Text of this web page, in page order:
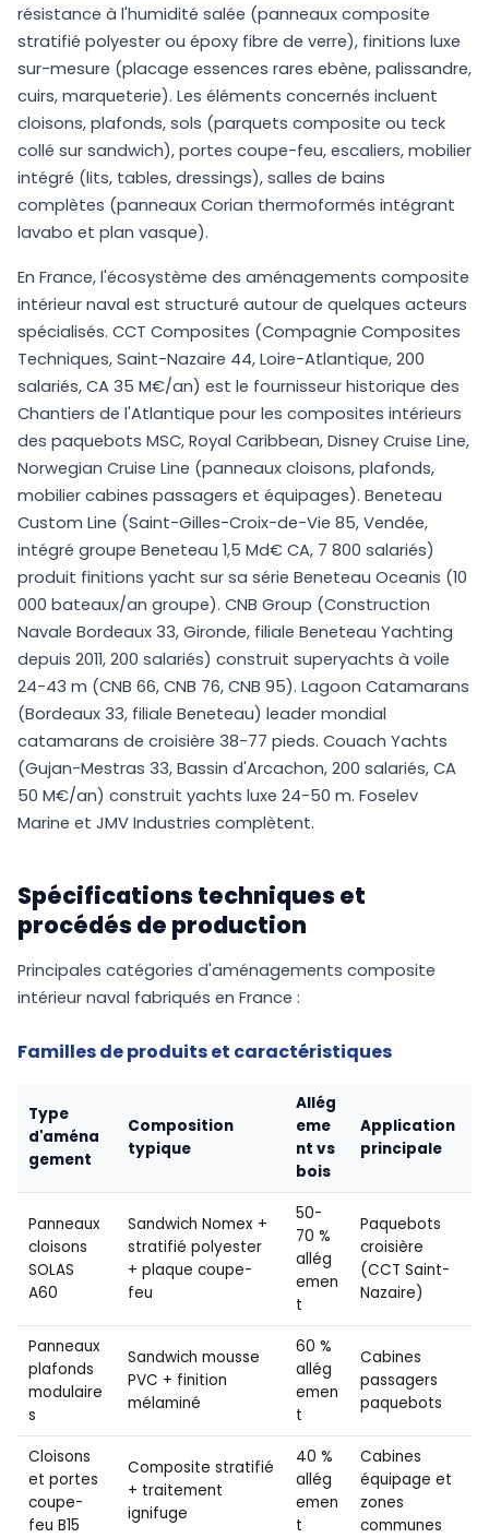
résistance à l'humidité salée (panneaux composite
stratifié polyester ou époxy fibre de verre), finitions luxe
sur-mesure (placage essences rares ebène, palissandre,
cuirs, marqueterie). Les éléments concernés incluent
cloisons, plafonds, sols (parquets composite ou teck
collé sur sandwich), portes coupe-feu, escaliers, mobilier
intégré (lits, tables, dressings), salles de bains
complètes (panneaux Corian thermoformés intégrant
lavabo et plan vasque).
En France, l'écosystème des aménagements composite
intérieur naval est structuré autour de quelques acteurs
spécialisés. CCT Composites (Compagnie Composites
Techniques, Saint-Nazaire 44, Loire-Atlantique, 200
salariés, CA 35 M€/an) est le fournisseur historique des
Chantiers de l'Atlantique pour les composites intérieurs
des paquebots MSC, Royal Caribbean, Disney Cruise Line,
Norwegian Cruise Line (panneaux cloisons, plafonds,
mobilier cabines passagers et équipages). Beneteau
Custom Line (Saint-Gilles-Croix-de-Vie 85, Vendée,
intégré groupe Beneteau 1,5 Md€ CA, 7 800 salariés)
produit finitions yacht sur sa série Beneteau Oceanis (10
000 bateaux/an groupe). CNB Group (Construction
Navale Bordeaux 33, Gironde, filiale Beneteau Yachting
depuis 2011, 200 salariés) construit superyachts à voile
24-43 m (CNB 66, CNB 76, CNB 95). Lagoon Catamarans
(Bordeaux 33, filiale Beneteau) leader mondial
catamarans de croisière 38-77 pieds. Couach Yachts
(Gujan-Mestras 33, Bassin d'Arcachon, 200 salariés, CA
50 M€/an) construit yachts luxe 24-50 m. Foselev
Marine et JMV Industries complètent.
Spécifications techniques et
procédés de production
Principales catégories d'aménagements composite
intérieur naval fabriqués en France :
Familles de produits et caractéristiques
Type
d'aména
gement
Composition
typique
Allég
eme
nt vs
bois
Application
principale
Panneaux
cloisons
SOLAS
A60
Sandwich Nomex +
stratifié polyester
+ plaque coupe-
feu
50-
70 %
allég
emen
t
Paquebots
croisière
(CCT Saint-
Nazaire)
Panneaux
plafonds
modulaire
s
Sandwich mousse
PVC + finition
mélaminé
60 %
allég
emen
t
Cabines
passagers
paquebots
Cloisons
et portes
coupe-
feu B15
Composite stratifié
+ traitement
ignifuge
40 %
allég
emen
t
Cabines
équipage et
zones
communes